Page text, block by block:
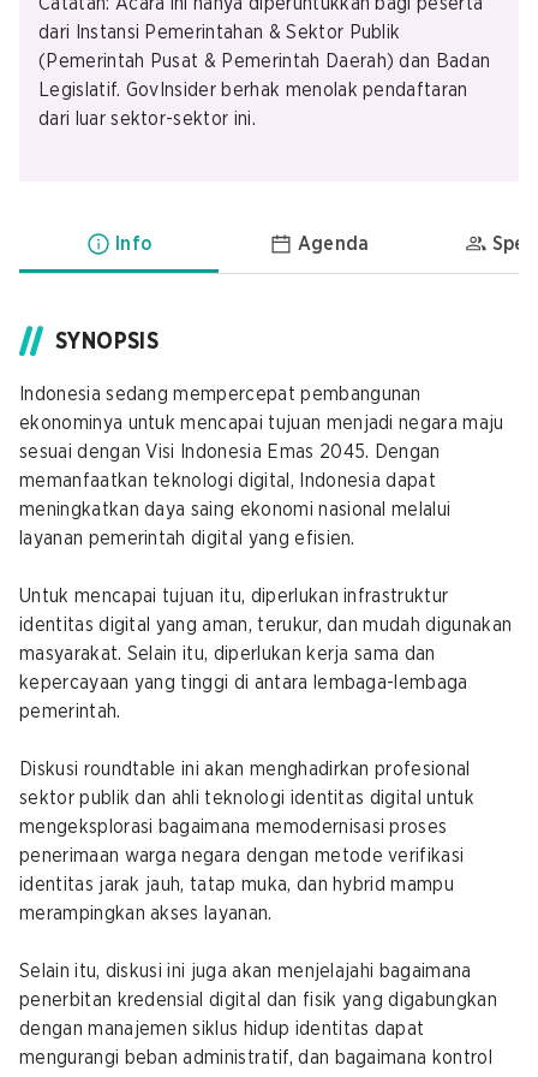
dari Instansi Pemerintahan & Sektor Publik
(Pemerintah Pusat & Pemerintah Daerah) dan Badan
Legislatif. GovInsider berhak menolak pendaftaran
dari luar sektor-sektor ini.
Info Agenda
SYNOPSIS
Indonesia sedang mempercepat pembangunan
ekonominya untuk mencapai tujuan menjadi negara maju
sesuai dengan Visi Indonesia Emas 2045. Dengan
memanfaatkan teknologi digital, Indonesia dapat
meningkatkan daya saing ekonomi nasional melalui
layanan pemerintah digital yang efisien.
Untuk mencapai tujuan itu, diperlukan infrastruktur
identitas digital yang aman, terukur, dan mudah digunakan
masyarakat. Selain itu, diperlukan kerja sama dan
kepercayaan yang tinggi di antara lembaga-lembaga
pemerintah.
Diskusi roundtable ini akan menghadirkan profesional
sektor publik dan ahli teknologi identitas digital untuk
mengeksplorasi bagaimana memodernisasi proses
penerimaan warga negara dengan metode verifikasi
identitas jarak jauh, tatap muka, dan hybrid mampu
merampingkan akses layanan.
Selain itu, diskusi ini juga akan menjelajahi bagaimana
penerbitan kredensial digital dan fisik yang digabungkan
dengan manajemen siklus hidup identitas dapat
mengurangi beban administratif, dan bagaimana kontrol